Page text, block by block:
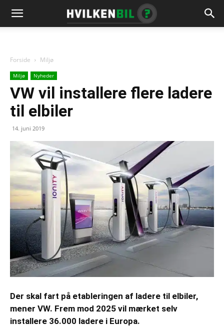
Forside Miljø
Miljø Nyheder
VW vil installere flere ladere
til elbiler
14. juni 2019
Der skal fart på etableringen af ladere til elbiler,
mener VW. Frem mod 2025 vil mærket selv
installere 36.000 ladere i Europa.